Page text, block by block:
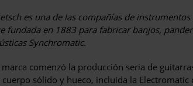
es una de las compañías de
fundada en 1883 para fabricar banjos,
Synchromatic.
marca comenzó la producción seria de
cuerpo sólido y hueco, incluida la